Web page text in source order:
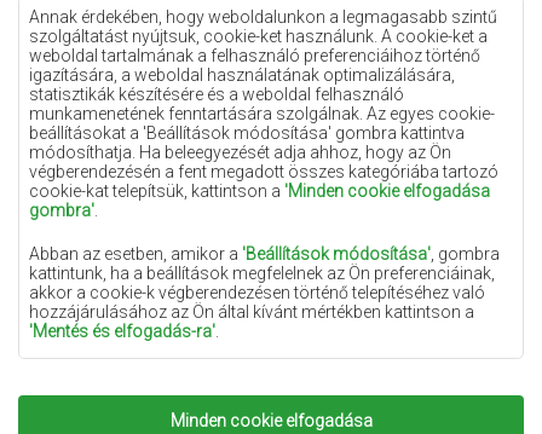
Annak érdekében, hogy weboldalunkon a legmagasabb szintű
szolgáltatást nyújtsuk, cookie-ket használunk. A cookie-ket a
weboldal tartalmának a felhasználó preferenciáihoz történő
igazítására, a weboldal használatának optimalizálására,
statisztikák készítésére és a weboldal felhasználó
munkamenetének fenntartására szolgálnak. Az egyes cookie-
beállításokat a 'Beállítások módosítása' gombra kattintva
módosíthatja. Ha beleegyezését adja ahhoz, hogy az Ön
végberendezésén a fent megadott összes kategóriába tartozó
cookie-kat telepítsük, kattintson a 'Minden cookie elfogadása
gombra'
Abban az esetben, amikor a 'Beállítások módosítása' , gombra
kattintunk, ha a beállítások megfelelnek az Ön preferenciáinak,
akkor a cookie-k végberendezésen történő telepítéséhez való
hozzájárulásához az Ön által kívánt mértékben kattintson a
'Mentés és elfogadás-ra'
az adatkezelés alapja a személyes adatok kezelőjének
(Szonyegekchemex) vagy harmadik feleknek a jogos érdeke,
Minden cookie elfogadása
Lila szőnyegek
Sárga szőnyegek
Mentaszínű szőnyegek
Világoskék szőnyegek
Narancssárga szőnyegek
Rózsaszín szőnyegek
Terrakotta szőnyegek
Zöld szőnyegek
Arany szőnyegek